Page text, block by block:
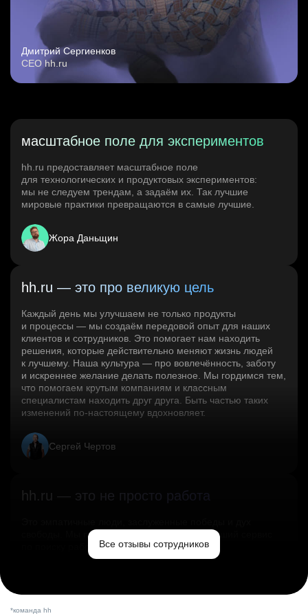
Дмитрий Сергиенков
CEO hh.ru
масштабное поле для экспериментов
hh.ru предоставляет масштабное поле
для технологических и продуктовых экспериментов:
мы не следуем трендам, а задаём их. Так лучшие
мировые практики превращаются в самые лучшие.
Жора Даньщин
hh.ru — это про великую цель
Каждый день мы улучшаем не только продукты
и процессы — мы создаём передовой опыт для наших
клиентов и сотрудников. Это помогает нам находить
решения, которые действительно меняют жизнь людей
к лучшему. Наша культура — про вовлечённость, заботу
и искреннее желание делать полезное. Мы гордимся тем,
что помогаем крутым компаниям и классным
специалистам находить друг друга. Быть частью таких
изменений по‑настоящему вдохновляет.
Сергей Чертов
hh.ru — это не просто работа
свободы. Мы помогаем миру и создаём лучший сервис
по поиску работы в стране.Все отзывы сотрудников
*команда hh